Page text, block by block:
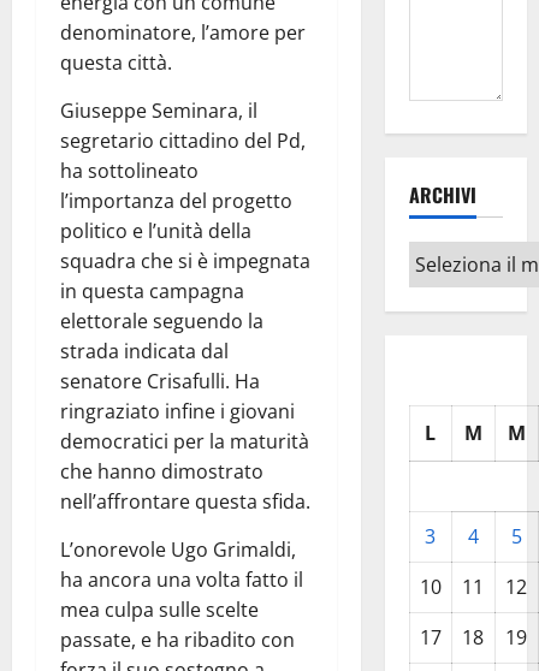
denominatore, l’amore per
questa città.
Giuseppe Seminara, il
segretario cittadino del Pd,
ha sottolineato
l’importanza del progetto
politico e l’unità della
squadra che si è impegnata
in questa campagna
elettorale seguendo la
strada indicata dal
senatore Crisafulli. Ha
ringraziato infine i giovani
democratici per la maturità
che hanno dimostrato
nell’affrontare questa sfida.
L’onorevole Ugo Grimaldi,
ha ancora una volta fatto il
mea culpa sulle scelte
passate, e ha ribadito con
ARCHIVI
Archivi
L M M
3 4
5
10
11
12
17
18 19